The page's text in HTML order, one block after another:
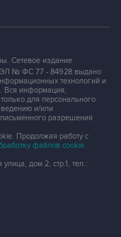
Сетевое издание
ЭЛ № ФС 77 - 84928 выдано
технологий и
Вся информация,
для персонального
и/или
разрешения
Продолжая работу с
файлов cookie.
дом 2, стр.1, тел.: